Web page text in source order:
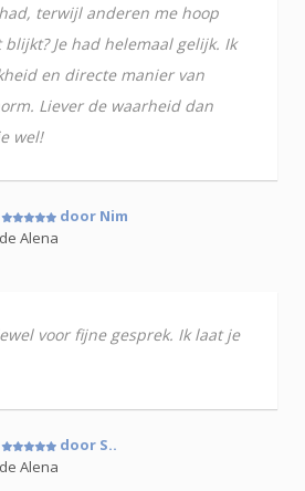
terwijl anderen me hoop
Je had helemaal gelijk. Ik
en directe manier van
Liever de waarheid dan
wel!
door Nim
Alena
voor fijne gesprek. Ik laat je
door S..
Alena